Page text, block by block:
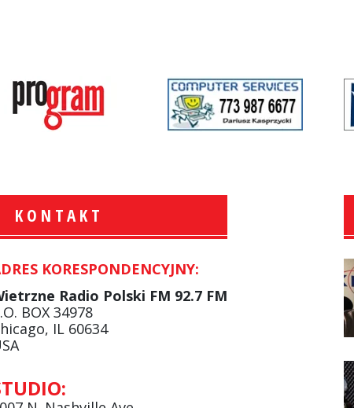
KONTAKT
KORESPONDENCYJNY:
Radio Polski FM 92.7 FM
BOX 34978
IL 60634
Krzysztof Wawer:
Komentator
facebook